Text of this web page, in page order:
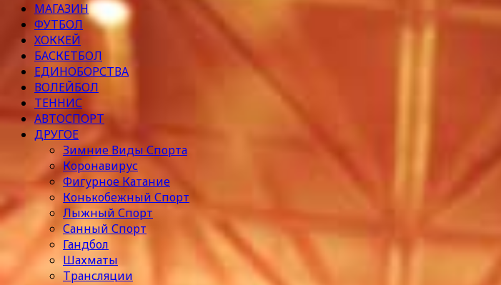
МАГАЗИН
ФУТБОЛ
ХОККЕЙ
БАСКЕТБОЛ
ЕДИНОБОРСТВА
ВОЛЕЙБОЛ
ТЕННИС
АВТОСПОРТ
ДРУГОЕ
Зимние Виды Спорта
Коронавирус
Фигурное Катание
Конькобежный Спорт
Лыжный Спорт
Санный Спорт
Гандбол
Шахматы
Трансляции